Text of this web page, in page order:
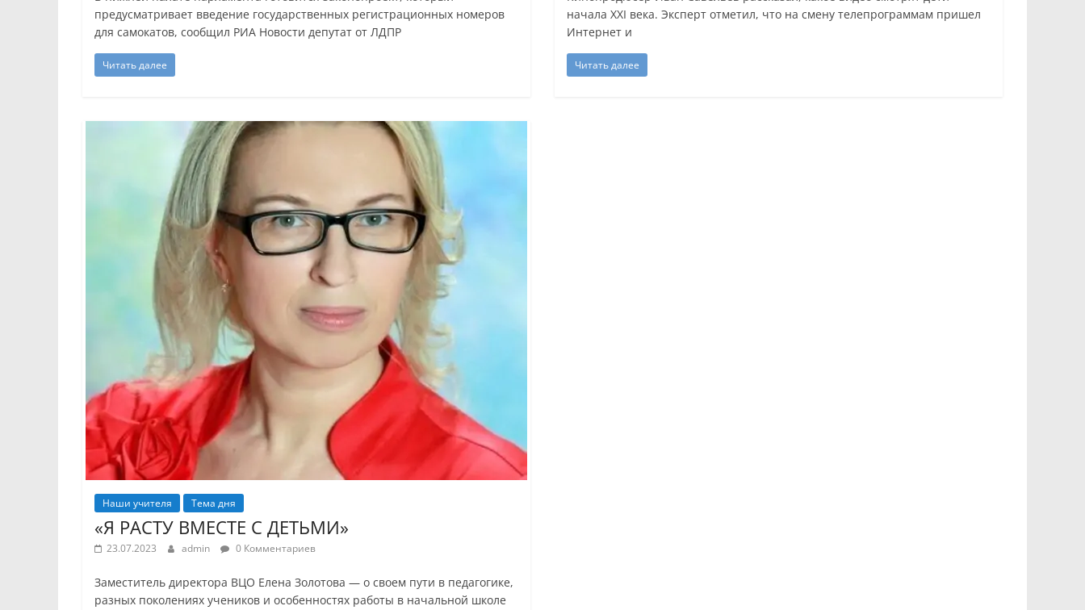
предусматривает введение государственных регистрационных номеров
для самокатов, сообщил РИА Новости депутат от ЛДПР
Читать далее
начала XXI века. Эксперт отметил, что на смену телепрограммам пришел
Интернет и
Читать далее
Наши учителя Тема дня
«Я РАСТУ ВМЕСТЕ С ДЕТЬМИ»
23.07.2023 admin 0 Комментариев
Заместитель директора ВЦО Елена Золотова — о своем пути в педагогике,
разных поколениях учеников и особенностях работы в начальной школе